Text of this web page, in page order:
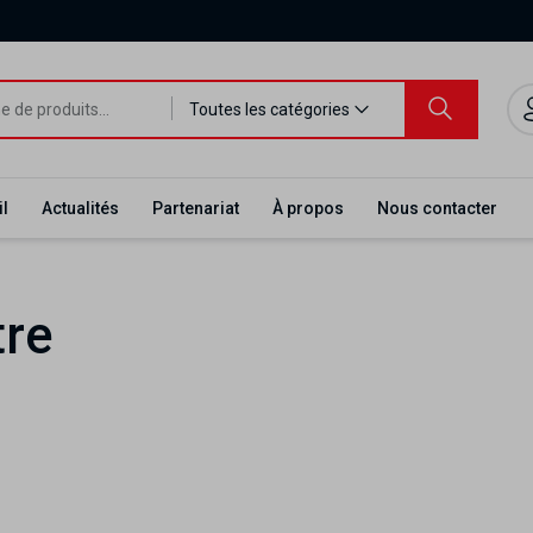
Toutes les catégories
Actualités Partenariat À propos Nous contacter